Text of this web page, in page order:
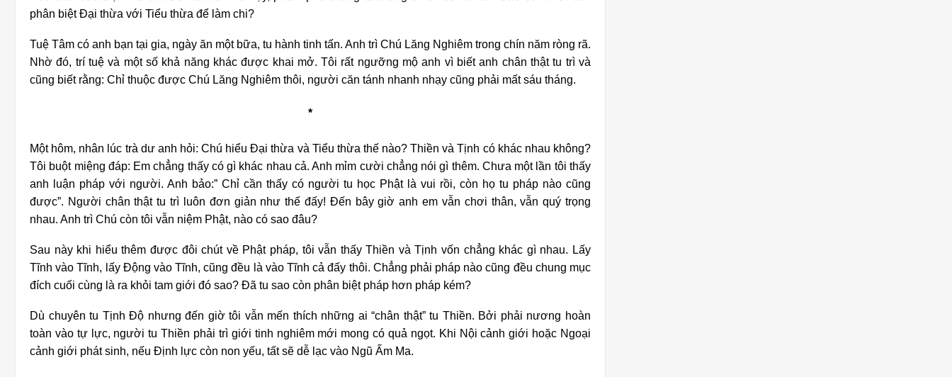
phân biệt Đại thừa với Tiểu thừa để làm chi?
Tuệ Tâm có anh bạn tại gia, ngày ăn một bữa, tu hành tinh tấn. Anh trì Chú Lăng Nghiêm trong chín năm ròng rã.
Nhờ đó, trí tuệ và một số khả năng khác được khai mở. Tôi rất ngưỡng mộ anh vì biết anh chân thật tu trì và
cũng biết rằng: Chỉ thuộc được Chú Lăng Nghiêm thôi, người căn tánh nhanh nhạy cũng phải mất sáu tháng.
*
Một hôm, nhân lúc trà dư anh hỏi: Chú hiểu Đại thừa và Tiểu thừa thế nào? Thiền và Tịnh có khác nhau không?
Tôi buột miệng đáp: Em chẳng thấy có gì khác nhau cả. Anh mỉm cười chẳng nói gì thêm. Chưa một lần tôi thấy
anh luận pháp với người. Anh bảo:” Chỉ cần thấy có người tu học Phật là vui rồi, còn họ tu pháp nào cũng
được”. Người chân thật tu trì luôn đơn giản như thế đấy! Đến bây giờ anh em vẫn chơi thân, vẫn quý trọng
nhau. Anh trì Chú còn tôi vẫn niệm Phật, nào có sao đâu?
Sau này khi hiểu thêm được đôi chút về Phật pháp, tôi vẫn thấy Thiền và Tịnh vốn chẳng khác gì nhau. Lấy
Tĩnh vào Tĩnh, lấy Động vào Tĩnh, cũng đều là vào Tĩnh cả đấy thôi. Chẳng phải pháp nào cũng đều chung mục
đích cuối cùng là ra khỏi tam giới đó sao? Đã tu sao còn phân biệt pháp hơn pháp kém?
Dù chuyên tu Tịnh Độ nhưng đến giờ tôi vẫn mến thích những ai “chân thật” tu Thiền. Bởi phải nương hoàn
toàn vào tự lực, người tu Thiền phải trì giới tinh nghiêm mới mong có quả ngọt. Khi Nội cảnh giới hoặc Ngoại
cảnh giới phát sinh, nếu Định lực còn non yếu, tất sẽ dễ lạc vào Ngũ Ấm Ma.